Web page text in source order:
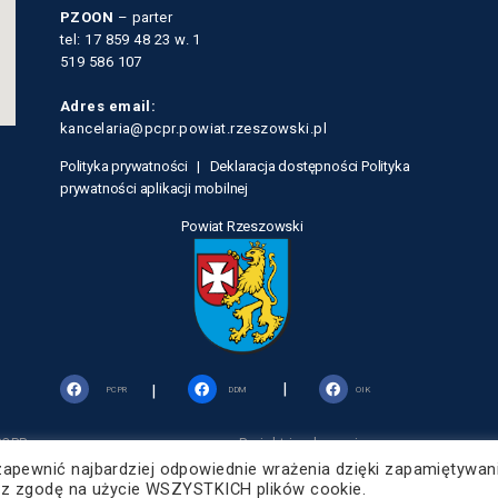
PZOON – parter
tel: 17 859 48 23 w. 1
519 586 107
Adres email:
kancelaria@pcpr.powiat.rzeszowski.pl
Polityka prywatności | Deklaracja dostępności Polityka
prywatności aplikacji mobilnej
Powiat Rzeszowski
PCPR DDM OIK
Projekt i wykonanie:
ZETO-RZESZÓW Sp. z o.o.
najbardziej odpowiednie wrażenia dzięki
na użycie WSZYSTKICH plików cookie.